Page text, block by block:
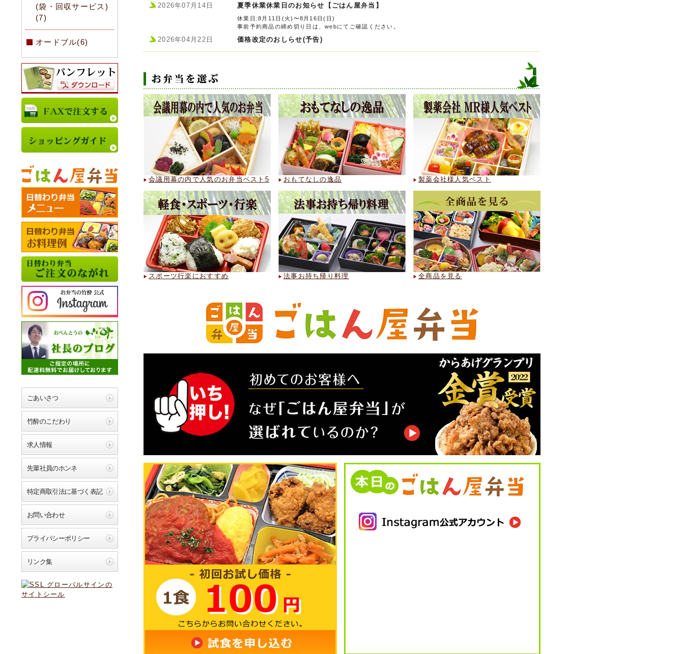
(袋・回収サービス)
(7)
オードブル(6)
ごあいさつ
竹酔のこだわり
求人情報
先輩社員のホンネ
特定商取引法に基づく表記
お問い合わせ
プライバシーポリシー
リンク集
2026年07月14日 夏季休業休業日のお知らせ【ごはん屋弁当】
休業日:8月11日(火)〜8月16日(日)
事前予約商品の締め切り日は、webにてご確認ください。
2026年04月22日 価格改定のおしらせ(予告)
さて、既報の通り、現在、世界的なエネルギー価格の高騰を背景に、プラスチック製品の主原料である
原油・ナフサ価格の上昇が続いております。これに伴い、合成樹脂製品および副資材の価格も大幅に引
き上げられている状況にあります。
弊社におきましても、長引く為替(円安)相場の影響や物流費の上昇が重なり、業務効率化や諸経費の削
減といった自助努力のみでは、これらコスト増を吸収することが極めて困難な事態に至っております。
つきましては、今後も製品の品質を維持し、安定供給を継続するため、誠に不本意ではございますが,
今後随時価格改定を実施させていただく予定でございます。
日頃よりご愛顧いただいております皆様には、ご負担をおかけすることとなり誠に恐縮ではございます
が、諸事情をご賢察のうえ、何卒ご理解賜りますようお願い申し上げます。
2025年10月27日
11月より電話受付時間変更のお知らせ
電話受付時間変更に伴い、数量変更、ご注文締め切りも変更になります。
詳しくはリンク先をご確認ください。
※ごはん屋弁当をご注文いただいている方は変更ございません。
2023年01月25日 個数の変更の最終締め切りは、1営業日前の10:00までです
※お電話・FAXでのご注文につきましては、下記のご注意事項をご了承の上ご注文をお願い申し上げま
す。
特別に農家さんから仕入れをする食材も多く、そのためご注文のお取消しにつきましては、恐れ入りま
すが2日前より50%、前日以降は100%とさせて頂いておりますのでご了承下さい。
【個数の変更】
個数の変更につきましては、1営業日前AM10時まで受け付けております。
【大量のご注文の場合】
ご注文個数の多いお弁当のキャンセル規定は「特定商取引に関する法律に基づく表記」にてご確認くだ
お取消料の対象となりますのでご了承下さい。
平日 9::00～16:00
ご注文 2営業日前正午 まで。
個数の変更 1営業日前Am10;00 まで とさせて頂いております。
070-1218-0428までご連絡をお願い致します。
個数の変更等の受付はこちらのお電話番号では出来かねます。
会議用幕の内で人気のお弁当ベスト5 おもてなしの逸品 製薬会社様人気ベスト
スポーツ行楽におすすめ 法事お持ち帰り料理 全商品を見る